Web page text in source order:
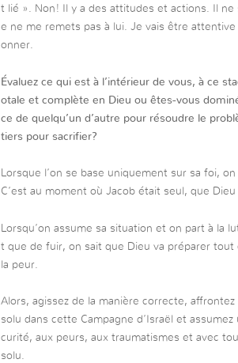
t lié ». Non! Il y a des attitudes et actions. Il ne
e ne me remets pas à lui. Je vais être
onner.
Évaluez ce qui est à l’intérieur de vous, à ce
otale et complète en Dieu ou êtes-vous
ce de quelqu’un d’autre pour résoudre le
tiers pour sacrifier?
Lorsque l’on se base uniquement sur sa foi,
C’est au moment où Jacob était seul, que
Lorsqu’on assume sa situation et on part à
t que de fuir, on sait que Dieu va préparer
la peur.
Alors, agissez de la manière correcte,
solu dans cette Campagne d’Israël et
curité, aux peurs, aux traumatismes et avec
solu.